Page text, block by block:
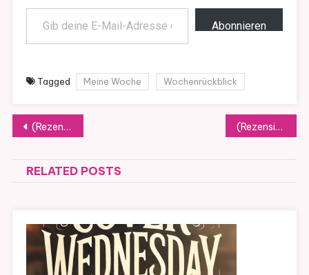
Gib deine E-Mail-Adresse ein ...
Abonnieren
Tagged Meine Woche Wochenrückblick
Beitragsnavigation
(Rezension) Birthday Girl von Sue Fortin (Rezension) Bücherliebe im kleinen Café am See von Lina Hansson
RELATED POSTS